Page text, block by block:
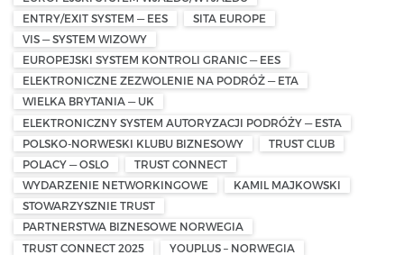
ENTRY/EXIT SYSTEM — EES
SITA EUROPE
VIS — SYSTEM WIZOWY
EUROPEJSKI SYSTEM KONTROLI GRANIC — EES
ELEKTRONICZNE ZEZWOLENIE NA PODRÓŻ — ETA
WIELKA BRYTANIA — UK
ELEKTRONICZNY SYSTEM AUTORYZACJI PODRÓŻY — ESTA
POLSKO-NORWESKI KLUBU BIZNESOWY
TRUST CLUB
POLACY — OSLO
TRUST CONNECT
WYDARZENIE NETWORKINGOWE
KAMIL MAJKOWSKI
STOWARZYSZNIE TRUST
PARTNERSTWA BIZNESOWE NORWEGIA
TRUST CONNECT 2025
YOUPLUS – NORWEGIA